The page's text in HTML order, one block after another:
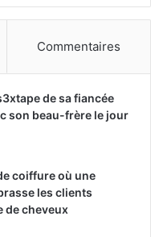
Commentaires
de sa fiancée
son beau-frère le jour
coiffure où une
les clients
de cheveux